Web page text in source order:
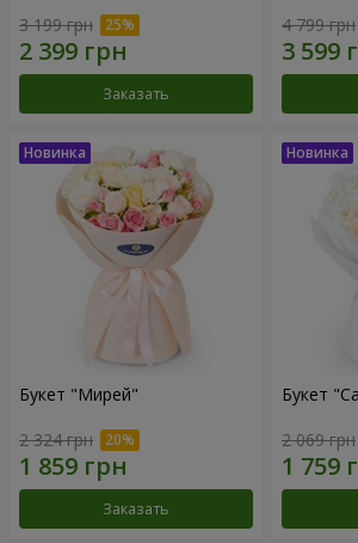
3 199 грн
Заказать
4 799 грн
Букет "Мирей"
2 324 грн
Заказать
Букет
2 069 грн